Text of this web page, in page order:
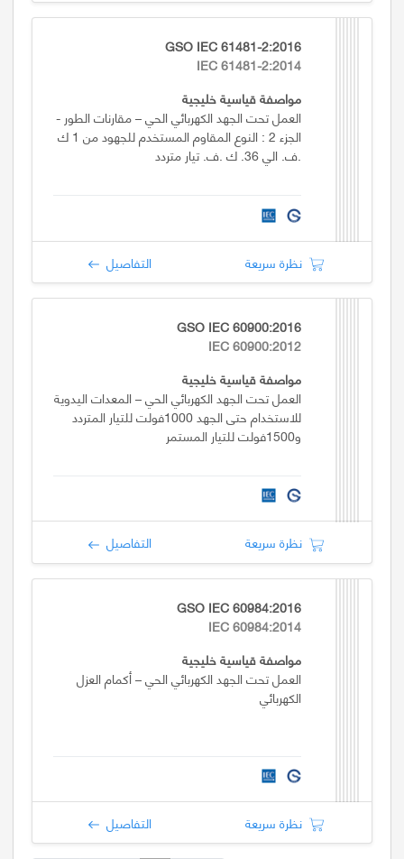
GSO IEC 61481-2:2016
IEC 61481-2:2014
مواصفة قياسية خليجية
العمل تحت الجهد الكهربائي الحي – مقارنات الطور -
الجزء 2 : النوع المقاوم المستخدم للجهود من 1 ك
.ف. الي 36. ك .ف. تيار متردد
نظرة سريعة التفاصيل
GSO IEC 60900:2016
IEC 60900:2012
مواصفة قياسية خليجية
العمل تحت الجهد الكهربائي الحي – المعدات اليدوية
للاستخدام حتى الجهد 1000فولت للتيار المتردد
و1500فولت للتيار المستمر
نظرة سريعة التفاصيل
GSO IEC 60984:2016
IEC 60984:2014
مواصفة قياسية خليجية
العمل تحت الجهد الكهربائي الحي – أكمام العزل
الكهربائي
نظرة سريعة التفاصيل